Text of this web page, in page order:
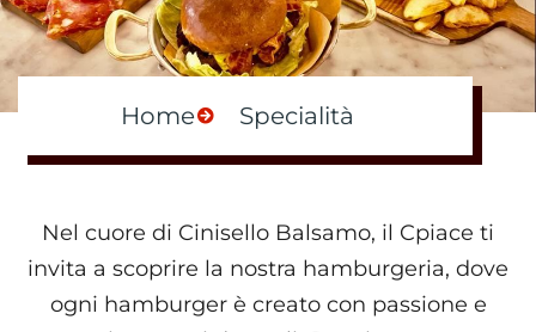
Home Specialità
Nel cuore di Cinisello Balsamo, il Cpiace ti
invita a scoprire la nostra hamburgeria, dove
ogni hamburger è creato con passione e